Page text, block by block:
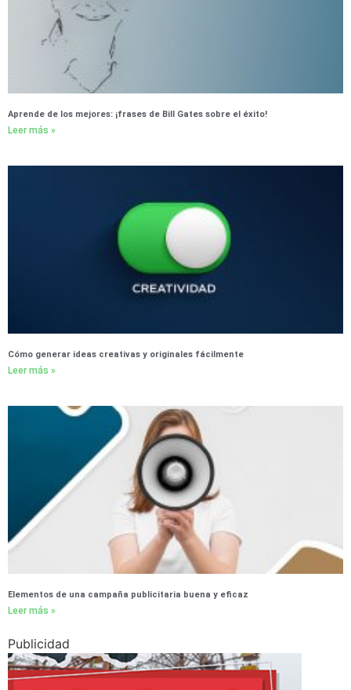
Aprende de los mejores: ¡frases de Bill Gates sobre el éxito!
Leer más »
Cómo generar ideas creativas y originales fácilmente
Leer más »
Elementos de una campaña publicitaria buena y eficaz
Leer más »
Publicidad